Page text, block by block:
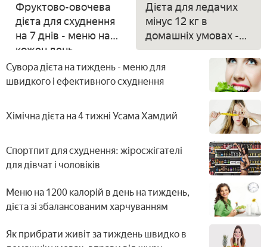
Фруктово-овочева
дієта для схуднення
на 7 днів - меню на
кожен день,
результати і відгуки
Дієта для ледачих
мінус 12 кг в
домашніх умовах -
меню для схуднення
на воді, меді або
оцті
Сувора дієта на тиждень - меню для
швидкого і ефективного схуднення
Хімічна дієта на 4 тижні Усама Хамдий
Спортпит для схуднення: жіросжігателі
для дівчат і чоловіків
Меню на 1200 калорій в день на тиждень,
дієта зі збалансованим харчуванням
Як прибрати живіт за тиждень швидко в